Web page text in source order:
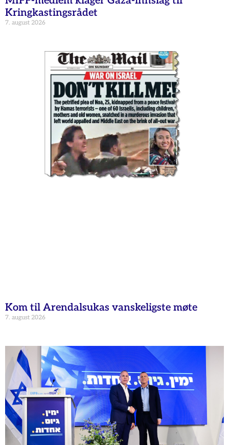
Kringkastingsrådet
7. august 2026
Kom til Arendalsukas vanskeligste møte
7. august 2026